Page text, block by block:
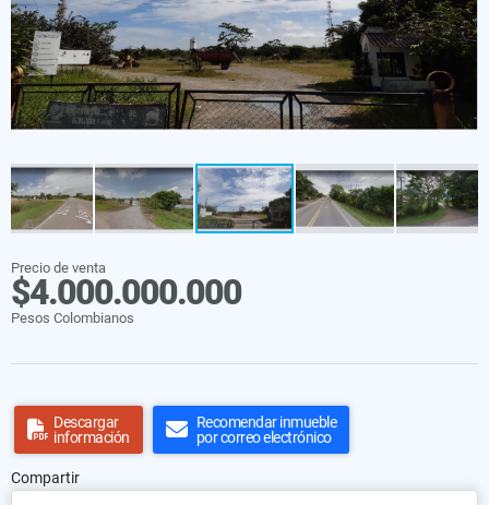
Precio de venta
$4.000.000.000
Pesos Colombianos
Descargar
información
Recomendar inmueble
por correo electrónico
Compartir